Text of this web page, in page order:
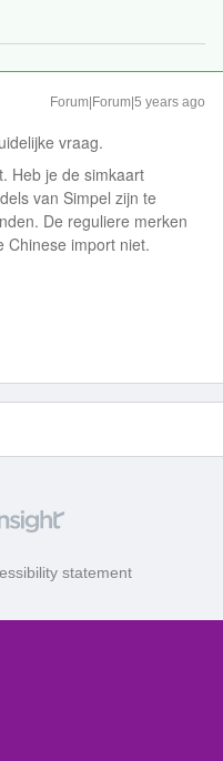
Forum|Forum|5 years ago
vraag.
Heb je de simkaart
van Simpel zijn te
De reguliere merken
Chinese import niet.
statement